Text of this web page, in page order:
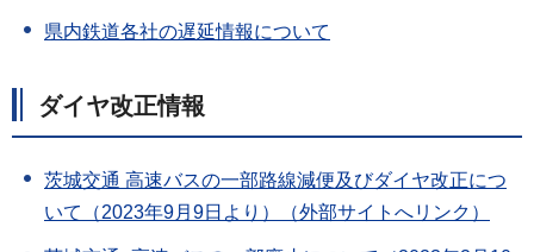
県内鉄道各社の遅延情報について
ダイヤ改正情報
茨城交通 高速バスの一部路線減便及びダイヤ改正につ
いて（2023年9月9日より）（外部サイトへリンク）